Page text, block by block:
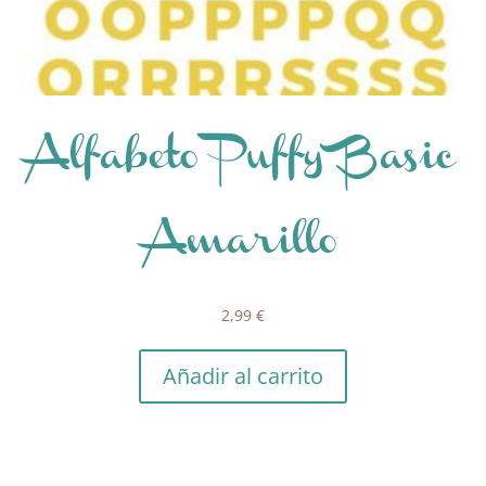
Alfabeto Puffy Basic
Amarillo
2,99 €
Añadir al carrito